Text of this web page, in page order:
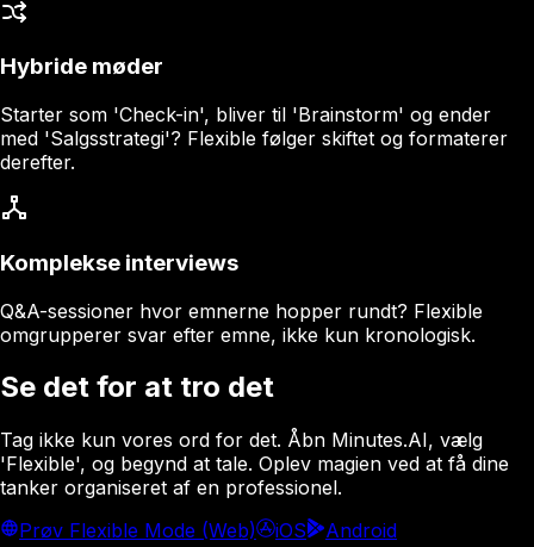
Hybride møder
Starter som 'Check-in', bliver til 'Brainstorm' og ender
med 'Salgsstrategi'? Flexible følger skiftet og formaterer
derefter.
Komplekse interviews
Q&A-sessioner hvor emnerne hopper rundt? Flexible
omgrupperer svar efter emne, ikke kun kronologisk.
Se det for at tro det
Tag ikke kun vores ord for det. Åbn Minutes.AI, vælg
'Flexible', og begynd at tale. Oplev magien ved at få dine
tanker organiseret af en professionel.
Prøv Flexible Mode (Web)
iOS
Android